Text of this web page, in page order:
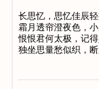
长思忆，思忆佳辰轻
霜月透帘澄夜色，小
恨恨君何太极，记得